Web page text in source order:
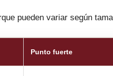
pueden variar según
Punto fuerte